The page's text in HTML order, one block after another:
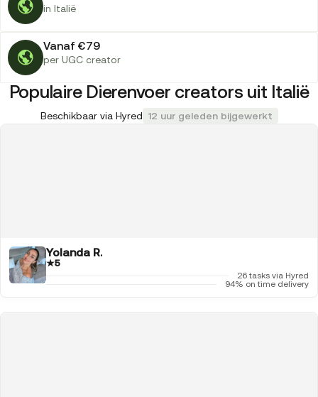
in Italië
Vanaf €79
per UGC creator
Populaire Dierenvoer creators uit Italië
Beschikbaar via Hyred 12 uur geleden bijgewerkt
Yolanda R.
★5
26 tasks via Hyred
94% on time delivery